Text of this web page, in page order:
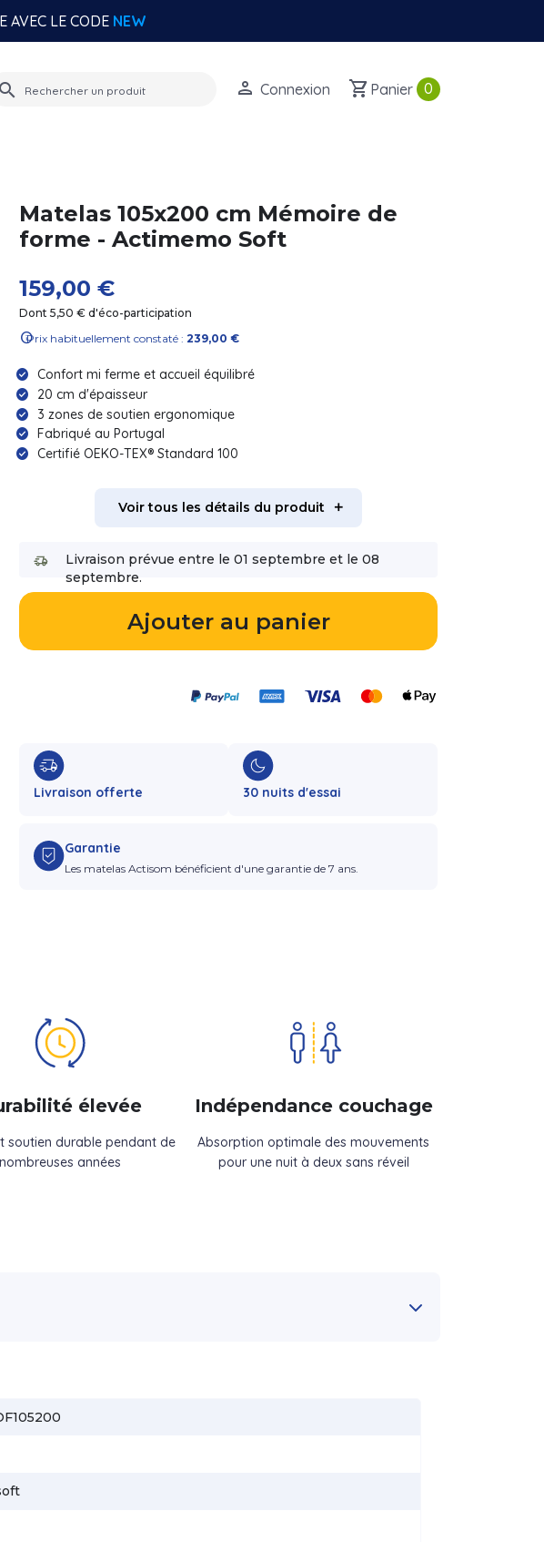
AVEC LE CODE NEW
search perm_identity Connexion shopping_cart Panier 0
Matelas 105x200 cm Mémoire de
forme - Actimemo Soft
159,00 €
Dont 5,50 € d'éco-participation
infoPrix habituellement constaté : 239,00 €
Confort mi ferme et accueil équilibré
20 cm d'épaisseur
3 zones de soutien ergonomique
Fabriqué au Portugal
Certifié OEKO-TEX® Standard 100
Voir tous les détails du produit
Livraison prévue entre le 01 septembre et le 08
septembre.
Ajouter au panier
Livraison offerte 30 nuits d'essai
Garantie
Les matelas Actisom bénéficient d'une garantie de 7 ans.
élevée
soutien durable pendant de
nombreuses années
Indépendance couchage
Absorption optimale des mouvements
pour une nuit à deux sans réveil